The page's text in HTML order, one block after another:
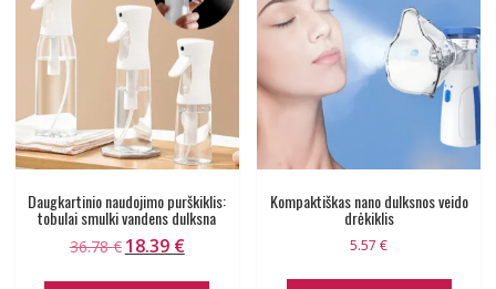
Daugkartinio naudojimo purškiklis:
tobulai smulki vandens dulksna
36.78€ Original
18.39 €Current
Kompaktiškas nano dulksnos veido
drėkiklis
5.57€